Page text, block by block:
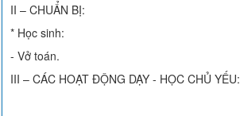
II – CHUẨN BỊ:
* Học sinh:
- Vở toán.
III – CÁC HOẠT ĐỘNG DẠY - HỌC CHỦ YẾU: